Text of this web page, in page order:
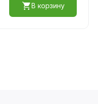
В корзину